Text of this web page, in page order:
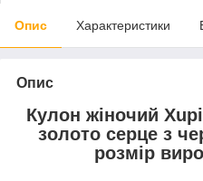
Опис Характеристики
Опис
Кулон жіночий
золото серце з
розмір